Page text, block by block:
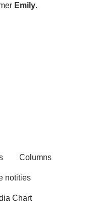
Emily.
Columns
notities
Chart